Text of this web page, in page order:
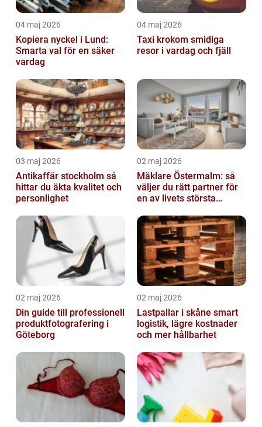
04 maj 2026
Kopiera nyckel i Lund:
Smarta val för en säker
vardag
04 maj 2026
Taxi krokom smidiga
resor i vardag och fjäll
03 maj 2026
Antikaffär stockholm så
hittar du äkta kvalitet och
personlighet
02 maj 2026
Mäklare Östermalm: så
väljer du rätt partner för
en av livets största
02 maj 2026
Din guide till professionell
produktfotografering i
Göteborg
02 maj 2026
Lastpallar i skåne smart
logistik, lägre kostnader
och mer hållbarhet